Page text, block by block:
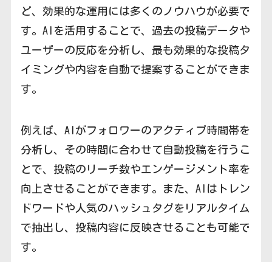
ど、効果的な運用には多くのノウハウが必要で
す。AIを活用することで、過去の投稿データや
ユーザーの反応を分析し、最も効果的な投稿タ
イミングや内容を自動で提案することができま
す。
例えば、AIがフォロワーのアクティブ時間帯を
分析し、その時間に合わせて自動投稿を行うこ
とで、投稿のリーチ数やエンゲージメント率を
向上させることができます。また、AIはトレン
ドワードや人気のハッシュタグをリアルタイム
で抽出し、投稿内容に反映させることも可能で
す。